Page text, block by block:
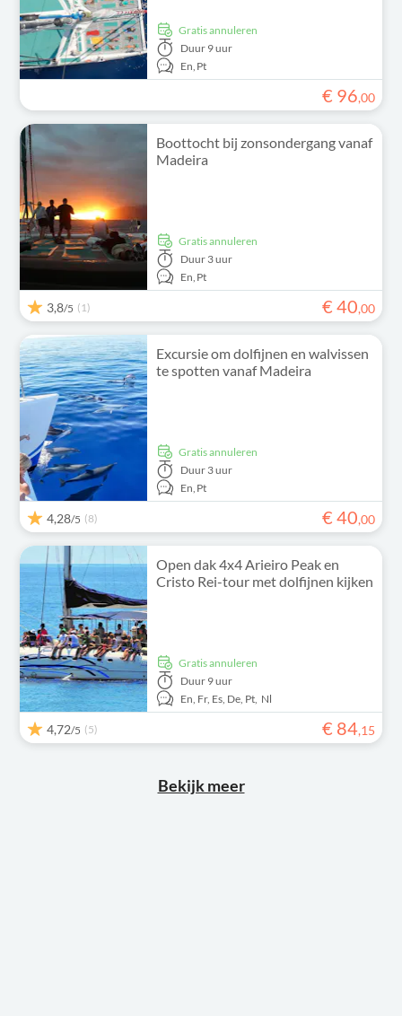
Gratis annuleren
Duur 9 uur
En, Pt
€ 96,00
Boottocht bij zonsondergang vanaf
Madeira
Gratis annuleren
Duur 3 uur
En, Pt
3,8/5 (1) € 40,00
Excursie om dolfijnen en walvissen
te spotten vanaf Madeira
Gratis annuleren
Duur 3 uur
En, Pt
4,28/5 (8) € 40,00
Open dak 4x4 Arieiro Peak en
Cristo Rei-tour met dolfijnen kijken
Gratis annuleren
Duur 9 uur
En, Fr, Es, De, Pt, Nl
4,72/5 (5) € 84,15
Bekijk meer